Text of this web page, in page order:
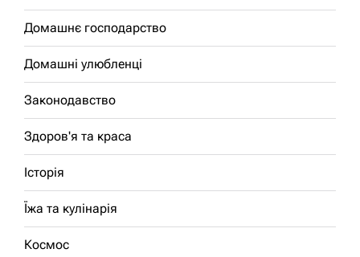
Домашнє господарство
Домашні улюбленці
Законодавство
Здоров'я та краса
Історія
Їжа та кулінарія
Космос